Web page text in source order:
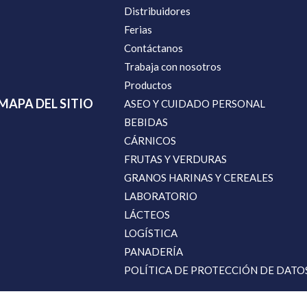
DEL SITIO
Distribuidores
Ferias
Contáctanos
Trabaja con nosotros
Productos
ASEO Y CUIDADO PERSONAL
BEBIDAS
CÁRNICOS
FRUTAS Y VERDURAS
GRANOS HARINAS Y CEREALES
LABORATORIO
LÁCTEOS
LOGÍSTICA
PANADERÍA
POLÍTICA DE PROTECCIÓN DE